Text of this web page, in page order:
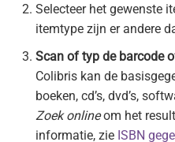
Selecteer het gewenste
itemtype zijn er andere
Scan of typ de barcode
Colibris kan de
boeken, cd’s, dvd’s,
Zoek onlineom het
informatie, zie ISBN